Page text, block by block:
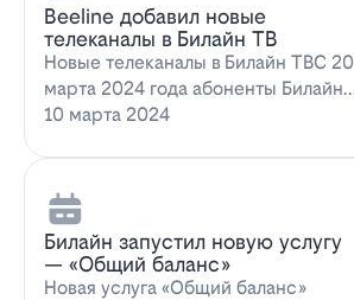
Beeline добавил новые
телеканалы в Билайн ТВ
Новые телеканалы в Билайн ТВС 20
марта 2024 года абоненты Билайн
ТВ получат возможность
10 марта 2024
Билайн запустил новую услугу
— «Общий баланс»
Новая услуга «Общий баланс»